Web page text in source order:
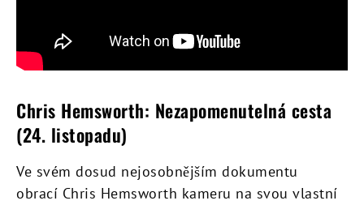
Chris Hemsworth: Nezapomenutelná cesta
(24. listopadu)
Ve svém dosud nejosobnějším dokumentu
obrací Chris Hemsworth kameru na svou vlastní